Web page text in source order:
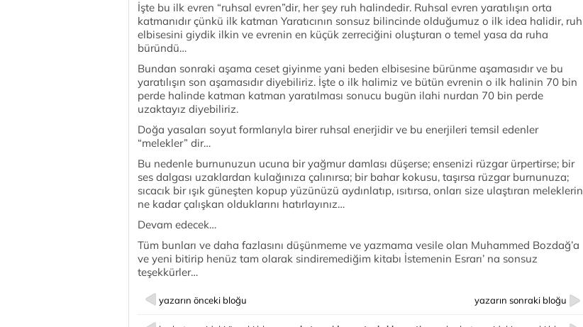
İşte bu ilk evren “ruhsal evren”dir, her şey ruh halindedir. Ruhsal evren yaratılışın orta
katmanıdır çünkü ilk katman Yaratıcının sonsuz bilincinde olduğumuz o ilk idea halidir, ruh
elbisesini giydik ilkin ve evrenin en küçük zerreciğini oluşturan o temel yasa da ruha
büründü…
Bundan sonraki aşama ceset giyinme yani beden elbisesine bürünme aşamasıdır ve bu
yaratılışın son aşamasıdır diyebiliriz. İşte o ilk halimiz ve bütün evrenin o ilk halinin 70 bin
perde halinde katman katman yaratılması sonucu bugün ilahi nurdan 70 bin perde
uzaktayız diyebiliriz.
Doğa yasaları soyut formlarıyla birer ruhsal enerjidir ve bu enerjileri temsil edenler
“melekler” dir…
Bu nedenle burnunuzun ucuna bir yağmur damlası düşerse; ensenizi rüzgar ürpertirse; bir
ses dalgası uzaklardan kulağınıza çalınırsa; bir bahar kokusu, taşırsa rüzgar burnunuza;
sıcacık bir ışık güneşten kopup yüzünüzü aydınlatıp, ısıtırsa, onları size ulaştıran meleklerin
ne kadar çalışkan olduklarını hatırlayınız…
Devam edecek…
Tüm bunları ve daha fazlasını düşünmeme ve yazmama vesile olan Muhammed Bozdağ’a
ve yeni bitirip henüz tam olarak sindiremediğim kitabı İstemenin Esrarı’ na sonsuz
teşekkürler…
yazarın önceki bloğu yazarın sonraki bloğu